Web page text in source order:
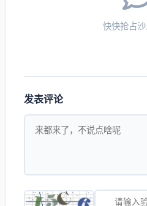
快快抢占沙
发表评论